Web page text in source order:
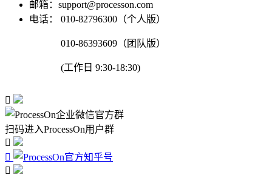
邮箱：support@processon.com
电话：
010-82796300（个人版）
010-86393609（团队版）
(工作日 9:30-18:30)

扫码进入ProcessOn用户群


